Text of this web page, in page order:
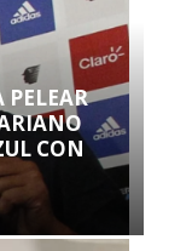
PELEAR
CON